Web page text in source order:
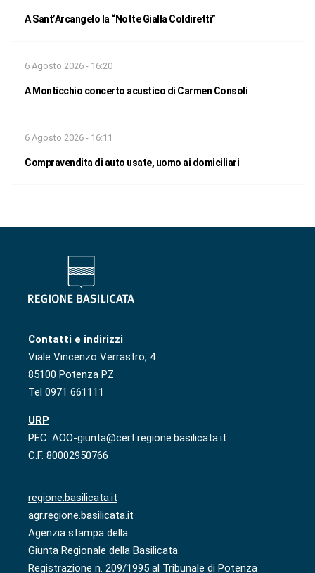
A Sant’Arcangelo la “Notte Gialla Coldiretti”
6 Agosto 2026 - 16:20
A Monticchio concerto acustico di Carmen Consoli
6 Agosto 2026 - 16:11
Compravendita di auto usate, uomo ai domiciliari
Contatti e indirizzi
Viale Vincenzo Verrastro, 4
85100 Potenza PZ
Tel 0971 661111
URP
PEC: AOO-giunta@cert.regione.basilicata.it
C.F. 80002950766
regione.basilicata.it
agr.regione.basilicata.it
Agenzia stampa della
Giunta Regionale della Basilicata
Registrazione n. 209/1995 al Tribunale di Potenza